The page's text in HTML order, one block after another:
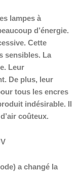
lampes à
d’énergie.
Cette
sensibles. La
Leur
De plus, leur
tous les encres
indésirable. Il
coûteux.
a changé la